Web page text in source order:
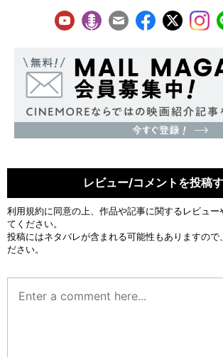
レビュー/コメントを投稿
利用規約に同意の上、作品や記事に関するレビュー
てください。
投稿にはネタバレが含まれる可能性もありますので
ださい。